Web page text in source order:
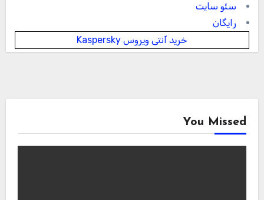
سئو سایت
رایگان
خرید آنتی ویروس Kaspersky
You Missed